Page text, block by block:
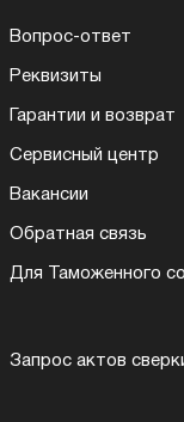
Вопрос-ответ
Реквизиты
Гарантии и возврат
Сервисный центр
Вакансии
Обратная связь
Для Таможенного
Запрос актов